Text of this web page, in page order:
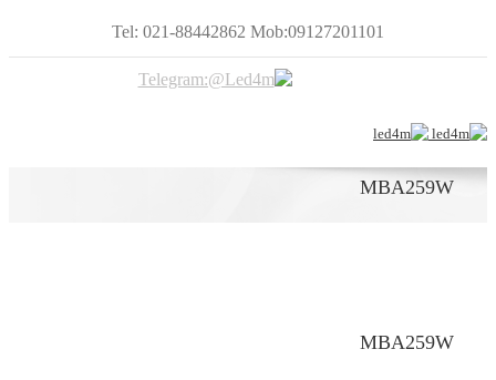
Tel: 021-88442862 Mob:09127201101
MBA259W
MBA259W